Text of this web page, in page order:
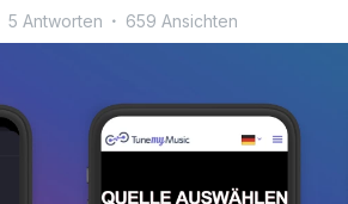
5 Antworten 659 Ansichten